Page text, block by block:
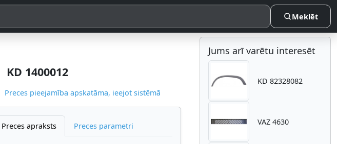
Meklēt
KD 1400012
Preces pieejamība apskatāma, ieejot sistēmā
Preces apraksts Preces parametri
Jums arī varētu interesēt
KD 82328082
VAZ 4630